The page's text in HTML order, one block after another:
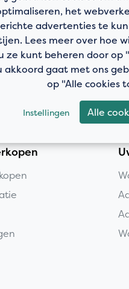
het
advertenties te
Lees meer over hoe
ze kunt beheren door op
akkoord gaat met ons
op "Alle cookies
Instellingen Alle